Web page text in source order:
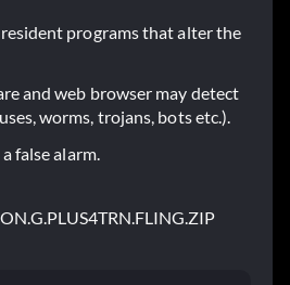
programs that alter the
and web browser may detect
worms, trojans, bots etc.).
false alarm.